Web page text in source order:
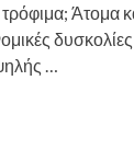
Άτομα
…